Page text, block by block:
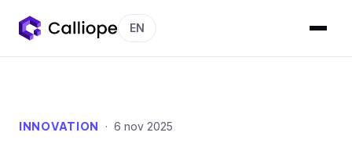
EN
INNOVATION · 6 nov 2025